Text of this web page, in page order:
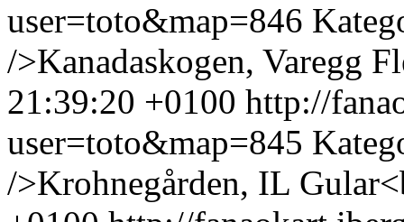
user=toto&map=846
/>Kanadaskogen, Varegg
21:39:20 +0100 http://
user=toto&map=845
/>Krohnegården, IL